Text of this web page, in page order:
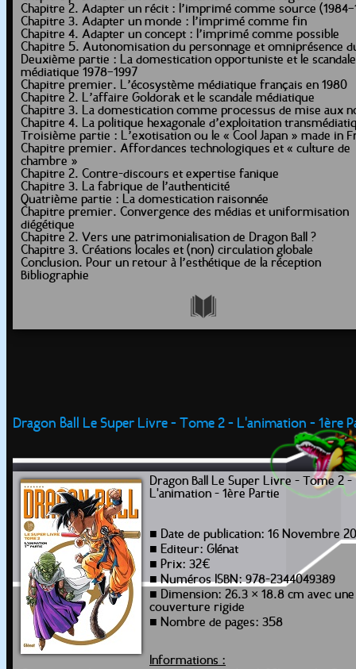
Chapitre 2. Adapter un récit : l’imprimé comme source
Chapitre 3. Adapter un monde : l’imprimé comme fin
Chapitre 4. Adapter un concept : l’imprimé comme possible
Chapitre 5. Autonomisation du personnage et omniprésence
Deuxième partie : La domestication opportuniste et le scandale
médiatique 1978–1997
Chapitre premier. L’écosystème médiatique français en 1980
Chapitre 2. L’affaire Goldorak et le scandale médiatique
Chapitre 3. La domestication comme processus de mise aux
Chapitre 4. La politique hexagonale d’exploitation
Troisième partie : L’exotisation ou le « Cool Japan » made in
Chapitre premier. Affordances technologiques et « culture de
chambre »
Chapitre 2. Contre-discours et expertise fanique
Chapitre 3. La fabrique de l’authenticité
Quatrième partie : La domestication raisonnée
Chapitre premier. Convergence des médias et uniformisation
diégétique
Chapitre 2. Vers une patrimonialisation de Dragon Ball ?
Chapitre 3. Créations locales et (non) circulation globale
Conclusion. Pour un retour à l’esthétique de la réception
Bibliographie
Dragon Ball Le Super Livre - Tome 2 - L'animation - 1ère
Dragon Ball Le Super Livre - Tome 2 -
L'animation - 1ère Partie
■ Date de publication: 16 Novembre
■ Editeur: Glénat
■ Prix: 32€
■ Numéros ISBN: 978-2344049389
■ Dimension: 26.3 × 18.8 cm avec une
couverture rigide
■ Nombre de pages: 358
Informations :